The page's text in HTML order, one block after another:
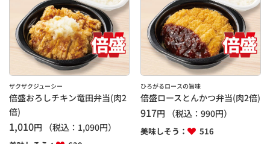
ザクザクジューシー
倍盛おろしチキン竜田弁当(肉2
倍)
1,010円 （税込： 1,090円）
ひろがるロースの旨味
倍盛ロースとんかつ弁当(肉2倍)
917円 （税込：990円）
美味しそう： 516